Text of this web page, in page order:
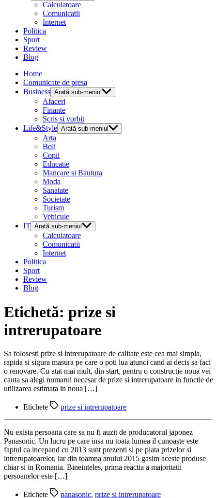
Calculatoare
Comunicatii
Internet
Politica
Sport
Review
Blog
Home
Comunicate de presa
Business Arată sub-meniul
Afaceri
Finante
Scris si vorbit
Life&Style Arată sub-meniul
Arta
Boli
Copii
Educatie
Mancare si Bautura
Moda
Sanatate
Societate
Turism
Vehicule
IT Arată sub-meniul
Calculatoare
Comunicatii
Internet
Politica
Sport
Review
Blog
Etichetă: prize si
intrerupatoare
Sa folosesti prize si intrerupatoare de calitate este cea mai simpla,
rapida si sigura masura pe care o poti lua atunci cand ai decis sa faci
o renovare. Cu atat mai mult, din start, pentru o constructie noua vei
cauta sa alegi numarul necesar de prize si intrerupatoare in functie de
utilizarea estimata in noua […]
Etichete prize si intrerupatoare
Nu exista persoana care sa nu fi auzit de producatorul japonez
Panasonic. Un lucru pe care insa nu toata lumea il cunoaste este
faptul ca incepand cu 2013 sunt prezenti si pe piata prizelor si
intrerupatoarelor, iar din toamna anului 2015 gasim aceste produse
chiar si in Romania. Bineinteles, prima reactia a majoritatii
persoanelor este […]
Etichete panasonic, prize si intrerupatoare